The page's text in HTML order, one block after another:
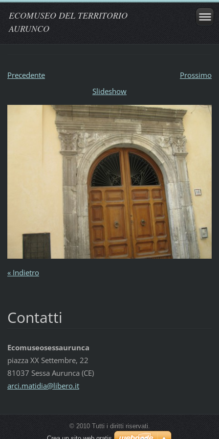
ECOMUSEO DEL TERRITORIO
AURUNCO
Precedente
Prossimo
Slideshow
« Indietro
Contatti
Ecomuseosessaurunca
piazza XX Settembre, 22
81037 Sessa Aurunca (CE)
arci.matidia@libero.it
© 2010 Tutti i diritti riservati.